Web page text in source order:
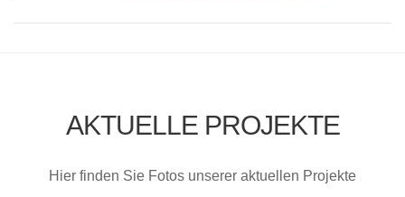
AKTUELLE PROJEKTE
Hier finden Sie Fotos unserer aktuellen Projekte